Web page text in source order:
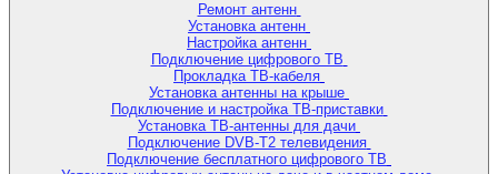
Ремонт антенн
Установка антенн
Настройка антенн
Подключение цифрового ТВ
Прокладка ТВ-кабеля
Установка антенны на крыше
Подключение и настройка ТВ-приставки
Установка ТВ-антенны для дачи
Подключение DVB-T2 телевидения
Подключение бесплатного цифрового ТВ